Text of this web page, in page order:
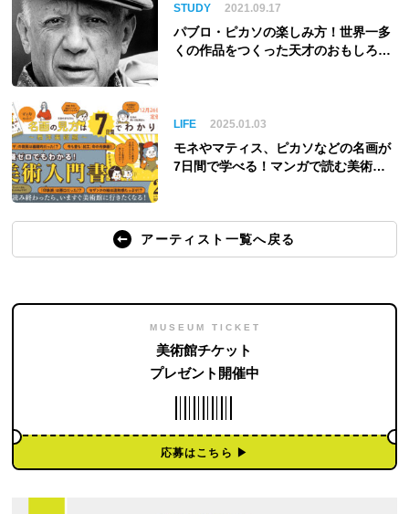
STUDY 2021.09.17
パブロ・ピカソの楽しみ方！世界一多
くの作品をつくった天才のおもしろエ
LIFE 2025.01.03
モネやマティス、ピカソなどの名画が
7日間で学べる！マンガで読む美術入
アーティスト一覧へ戻る
MUSEUM TICKET
美術館チケット
プレゼント開催中
応募はこちら ▶︎